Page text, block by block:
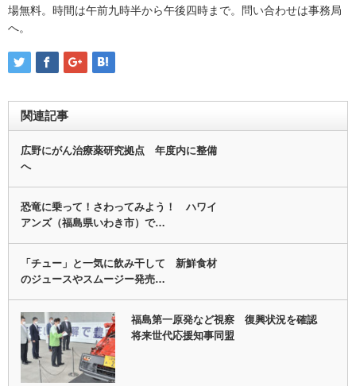
場無料。時間は午前九時半から午後四時まで。問い合わせは事務局
へ。
関連記事
広野にがん治療薬研究拠点 年度内に整備
へ
恐竜に乗って！さわってみよう！ ハワイ
アンズ（福島県いわき市）で…
「チュー」と一気に飲み干して 新鮮食材
のジュースやスムージー発売…
福島第一原発など視察 復興状況を確認
将来世代応援知事同盟